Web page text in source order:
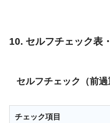
10. セルフチェック表
セルフチェック（前過
チェック項目